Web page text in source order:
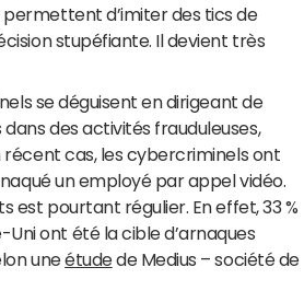
d’imiter des tics de
stupéfiante. Il devient très
se déguisent en dirigeant de
des activités frauduleuses,
récent cas, les cybercriminels ont
un employé par appel vidéo.
est pourtant régulier. En effet, 33 %
ont été la cible d’arnaques
uneétudede Medius – société de